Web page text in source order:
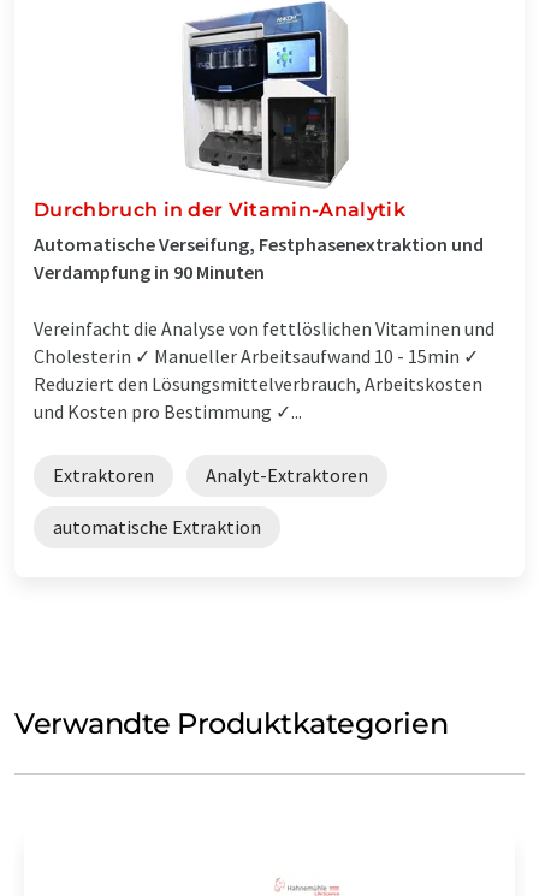
Durchbruch in der Vitamin-Analytik
Automatische Verseifung, Festphasenextraktion und
Verdampfung in 90 Minuten
Vereinfacht die Analyse von fettlöslichen Vitaminen und
Cholesterin ✓ Manueller Arbeitsaufwand 10 - 15min ✓
Reduziert den Lösungsmittelverbrauch, Arbeitskosten
und Kosten pro Bestimmung ✓...
Extraktoren Analyt-Extraktoren
automatische Extraktion
Verwandte Produktkategorien